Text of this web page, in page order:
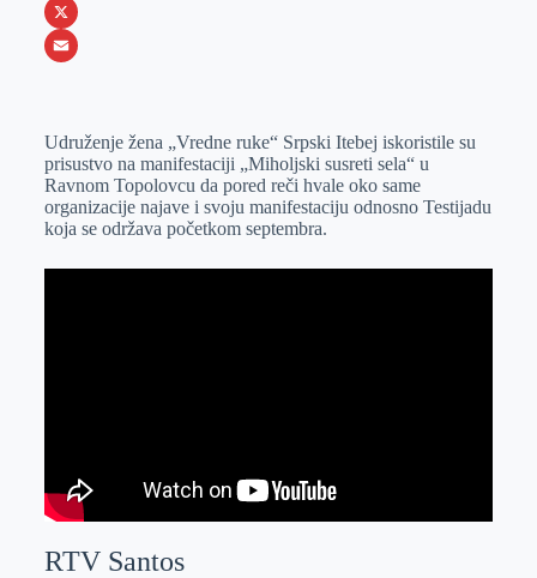
b
o
s
e
e
r
n
k
I
n
i
b
W
h
s
A
p
X
a
i
l
Udruženje žena „Vredne ruke“ Srpski Itebej iskoristile su
prisustvo na manifestaciji „Miholjski susreti sela“ u
Ravnom Topolovcu da pored reči hvale oko same
organizacije najave i svoju manifestaciju odnosno Testijadu
koja se održava početkom septembra.
RTV Santos